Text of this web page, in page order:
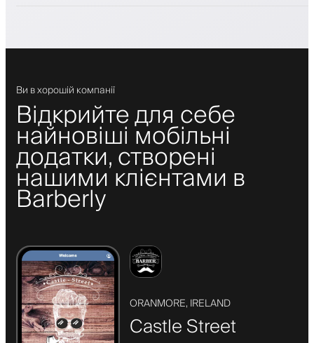
Ви в хорошій компанії
Відкрийте для себе
найновіші мобільні
додатки, створені
нашими клієнтами в
Barberly
ORANMORE, IRELAND
Castle Street